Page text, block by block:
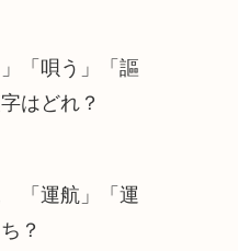
「唄う」「謳
はどれ？
「運航」「運
？